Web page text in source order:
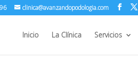
clinica@avanzandopodologia.com
Inicio La Clínica Servicios